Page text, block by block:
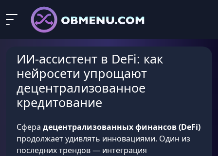
ИИ-ассистент в DeFi: как
нейросети упрощают
децентрализованное
кредитование
Сфера децентрализованных финансов (DeFi)
продолжает удивлять инновациями. Один из
последних трендов — интеграция